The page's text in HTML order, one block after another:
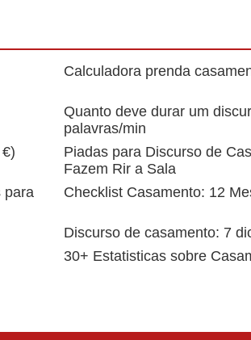
Calculadora prenda
Quanto deve durar um
palavras/min
Piadas para Discurso de
Fazem Rir a Sala
para
Checklist Casamento: 12
Discurso de casamento: 7
30+ Estatisticas sobre